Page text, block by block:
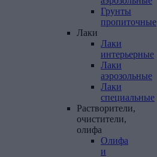
Грунты
пропиточные
Лаки
Лаки
интерьерные
Лаки
аэрозольные
Лаки
специальные
Растворители,
очистители,
олифа
Олифа
и